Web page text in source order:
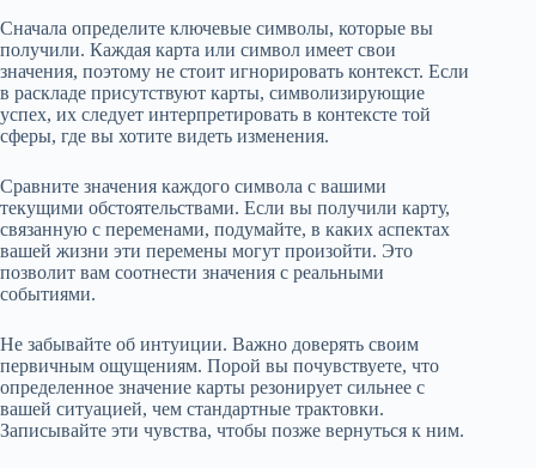
Сначала определите ключевые символы, которые вы
получили. Каждая карта или символ имеет свои
значения, поэтому не стоит игнорировать контекст. Если
в раскладе присутствуют карты, символизирующие
успех, их следует интерпретировать в контексте той
сферы, где вы хотите видеть изменения.
Сравните значения каждого символа с вашими
текущими обстоятельствами. Если вы получили карту,
связанную с переменами, подумайте, в каких аспектах
вашей жизни эти перемены могут произойти. Это
позволит вам соотнести значения с реальными
событиями.
Не забывайте об интуиции. Важно доверять своим
первичным ощущениям. Порой вы почувствуете, что
определенное значение карты резонирует сильнее с
вашей ситуацией, чем стандартные трактовки.
Записывайте эти чувства, чтобы позже вернуться к ним.